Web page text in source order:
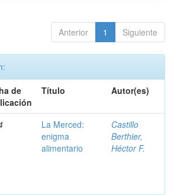
Anterior 1 Siguiente
de
Título Autor(es)
La Merced:
enigma
alimentario
Castillo
Berthier,
Héctor F.